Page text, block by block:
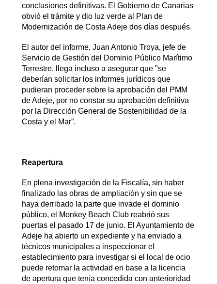
conclusiones definitivas. El Gobierno de Canarias
obvió el trámite y dio luz verde al Plan de
Modernización de Costa Adeje dos días después.
El autor del informe, Juan Antonio Troya, jefe de
Servicio de Gestión del Dominio Público Marítimo
Terrestre, llega incluso a asegurar que "se
deberían solicitar los informes jurídicos que
pudieran proceder sobre la aprobación del PMM
de Adeje, por no constar su aprobación definitiva
por la Dirección General de Sostenibilidad de la
Costa y el Mar”.
Reapertura
En plena investigación de la Fiscalía, sin haber
finalizado las obras de ampliación y sin que se
haya derribado la parte que invade el dominio
público, el Monkey Beach Club reabrió sus
puertas el pasado 17 de junio. El Ayuntamiento de
Adeje ha abierto un expediente y ha enviado a
técnicos municipales a inspeccionar el
establecimiento para investigar si el local de ocio
puede retomar la actividad en base a la licencia
de apertura que tenía concedida con anterioridad